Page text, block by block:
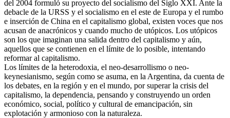
del 2004 formuló su proyecto del socialismo del Siglo XXI. Ante la
debacle de la URSS y el socialismo en el este de Europa y el rumbo
e inserción de China en el capitalismo global, existen voces que nos
acusan de anacrónicos y cuando mucho de utópicos. Los utópicos
son los que imaginan una salida dentro del capitalismo y aún,
aquellos que se contienen en el límite de lo posible, intentando
reformar al capitalismo.
Los límites de la heterodoxia, el neo-desarrollismo o neo-
keynesianismo, según como se asuma, en la Argentina, da cuenta de
los debates, en la región y en el mundo, por superar la crisis del
capitalismo, la dependencia, pensando y construyendo un orden
económico, social, político y cultural de emancipación, sin
explotación y armonioso con la naturaleza.